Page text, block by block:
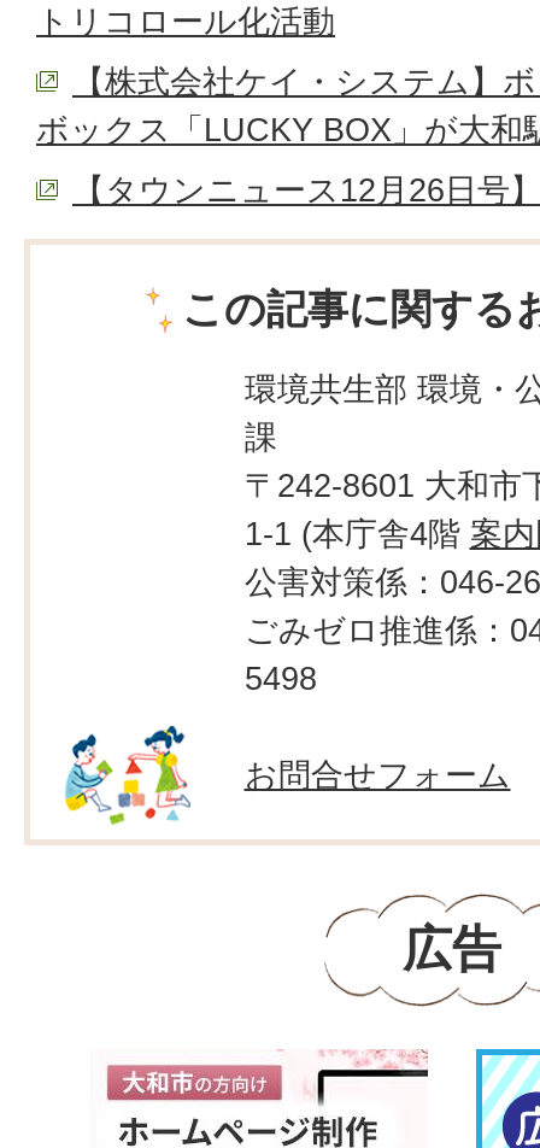
トリコロール化活動
【株式会社ケイ・システム】
ボックス「LUCKY BOX」が大和
【タウンニュース12月26日号
この記事に関する
環境共生部 環境・
課
〒242-8601 大和市
1-1 (本庁舎4階 案
公害対策係：046-
ごみゼロ推進係：
5498
お問合せフォーム
広告